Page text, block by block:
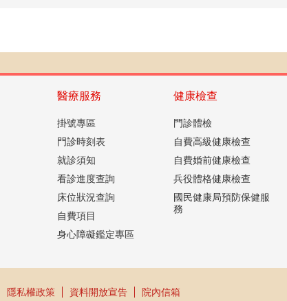
醫療服務
掛號專區
門診時刻表
就診須知
看診進度查詢
床位狀況查詢
自費項目
身心障礙鑑定專區
健康檢查
門診體檢
自費高級健康檢查
自費婚前健康檢查
兵役體格健康檢查
國民健康局預防保健服
務
隱私權政策 資料開放宣告
院內信箱